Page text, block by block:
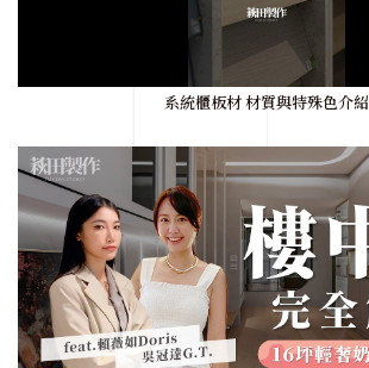
系統櫃板材 材質與特殊色介紹